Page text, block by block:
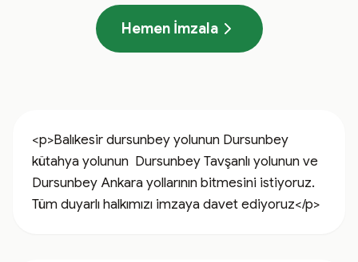
Hemen İmzala
<p>Balıkesir dursunbey yolunun Dursunbey
kütahya yolunun  Dursunbey Tavşanlı yolunun ve
Dursunbey Ankara yollarının bitmesini istiyoruz.
Tüm duyarlı halkımızı imzaya davet ediyoruz</p>